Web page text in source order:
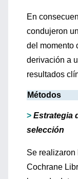
En
condujeron
del momento
derivación a
resultados
Métodos
> Estrategia
selección
Se realizaron
Cochrane